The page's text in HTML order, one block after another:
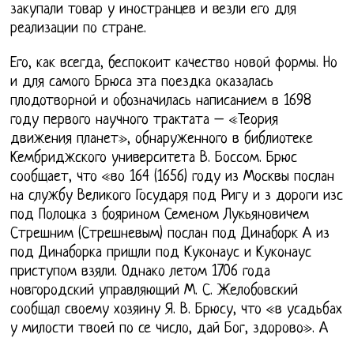
закупали товар у иностранцев и везли его для
реализации по стране.
Его, как всегда, беспокоит качество новой формы. Но
и для самого Брюса эта поездка оказалась
плодотворной и обозначилась написанием в 1698
году первого научного трактата – «Теория
движения планет», обнаруженного в библиотеке
Кембриджского университета В. Боссом. Брюс
сообщает, что «во 164 (1656) году из Москвы послан
на службу Великого Государя под Ригу и з дороги изс
под Полоцка з боярином Семеном Лукьяновичем
Стрешним (Стрешневым) послан под Динаборк А из
под Динаборка пришли под Куконаус и Куконаус
приступом взяли. Однако летом 1706 года
новгородский управляющий М. С. Желобовский
сообщал своему хозяину Я. В. Брюсу, что «в усадьбах
у милости твоей по се число, дай Бог, здорово». А